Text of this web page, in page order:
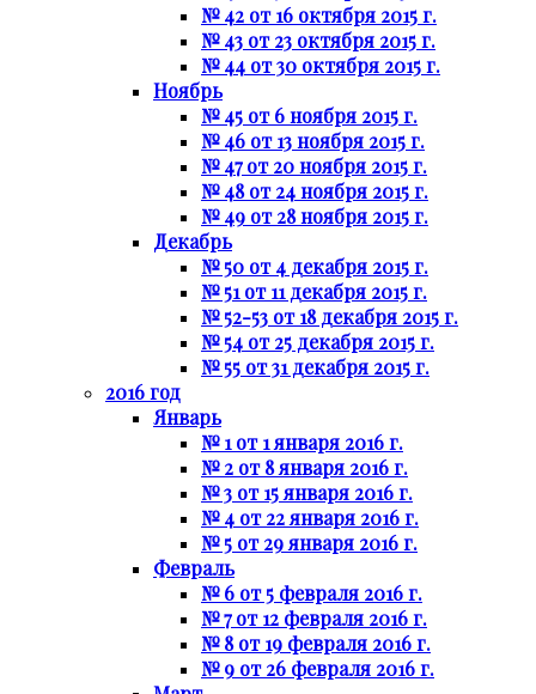
№ 42 от 16 октября 2015 г.
№ 43 от 23 октября 2015 г.
№ 44 от 30 октября 2015 г.
Ноябрь
№ 45 от 6 ноября 2015 г.
№ 46 от 13 ноября 2015 г.
№ 47 от 20 ноября 2015 г.
№ 48 от 24 ноября 2015 г.
№ 49 от 28 ноября 2015 г.
Декабрь
№ 50 от 4 декабря 2015 г.
№ 51 от 11 декабря 2015 г.
№ 52-53 от 18 декабря 2015 г.
№ 54 от 25 декабря 2015 г.
№ 55 от 31 декабря 2015 г.
2016 год
Январь
№ 1 от 1 января 2016 г.
№ 2 от 8 января 2016 г.
№ 3 от 15 января 2016 г.
№ 4 от 22 января 2016 г.
№ 5 от 29 января 2016 г.
Февраль
№ 6 от 5 февраля 2016 г.
№ 7 от 12 февраля 2016 г.
№ 8 от 19 февраля 2016 г.
№ 9 от 26 февраля 2016 г.